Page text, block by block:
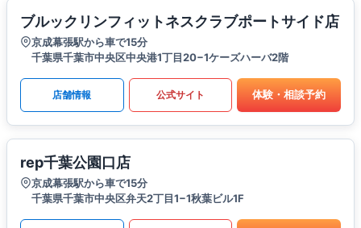
ブルックリンフィットネスクラブポートサイド店
京成幕張駅から車で15分
千葉県千葉市中央区中央港1丁目20−1ケーズハーバ2階
店舗情報 公式サイト 体験・相談予約
rep千葉公園口店
京成幕張駅から車で15分
千葉県千葉市中央区弁天2丁目1−1秋葉ビル1F